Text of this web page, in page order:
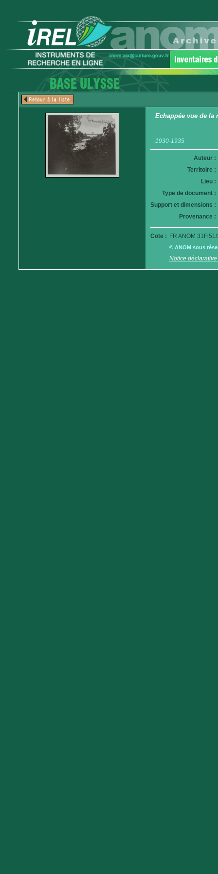
Echappée vue de la
1930-1935
Auteur :
Territoire :
Lieu :
Type de document :
Support et dimensions :
Provenance :
Cote : FR ANOM
© ANOM sous
Notice